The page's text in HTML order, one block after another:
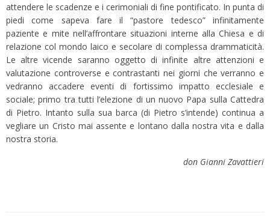
attendere le scadenze e i cerimoniali di fine pontificato. In punta di
piedi come sapeva fare il “pastore tedesco” infinitamente
paziente e mite nell’affrontare situazioni interne alla Chiesa e di
relazione col mondo laico e secolare di complessa drammaticità.
Le altre vicende saranno oggetto di infinite altre attenzioni e
valutazione controverse e contrastanti nei giorni che verranno e
vedranno accadere eventi di fortissimo impatto ecclesiale e
sociale; primo tra tutti l’elezione di un nuovo Papa sulla Cattedra
di Pietro. Intanto sulla sua barca (di Pietro s’intende) continua a
vegliare un Cristo mai assente e lontano dalla nostra vita e dalla
nostra storia.
don Gianni Zavattieri